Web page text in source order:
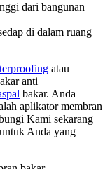
dari bangunan
di dalam ruang
atau
anti
bakar. Anda
aplikator membran
Kami sekarang
Anda yang